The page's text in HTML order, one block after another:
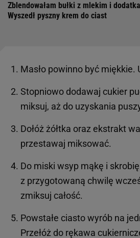
Zblendowałam bułki z mlekim i
Wyszedł pyszny krem do ciast
Masło powinno być miękkie.
Stopniowo dodawaj cukier
miksuj, aż do uzyskania
Dołóż żółtka oraz ekstrakt
przestawaj miksować.
Do miski wsyp mąkę i
z przygotowaną chwilę
zmiksuj całość.
Powstałe ciasto wyrób na
Przełóż do rękawa